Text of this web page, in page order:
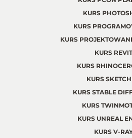
KURS
KURS
KURS
KURS REVIT
KURS
KURS
KURS STABLE
KURS
KURS UNREAL
KURS V-